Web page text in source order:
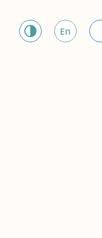
En